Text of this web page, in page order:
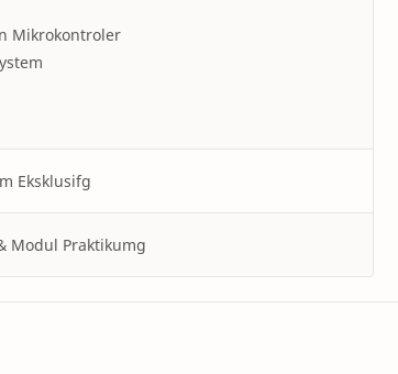
Mikrokontroler
Eksklusifg
Modul Praktikumg